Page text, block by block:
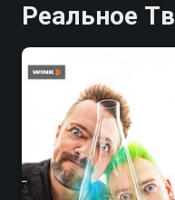
Реальное Тв